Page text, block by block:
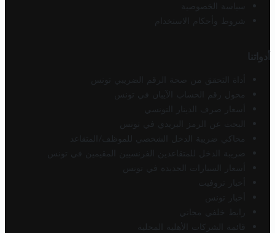
سياسة الخصوصية
شروط وأحكام الاستخدام
أدواتنا
أداة التحقق من صحة الرقم الضريبي تونس
محول رقم الحساب الآيبان في تونس
أسعار صرف الدينار التونسي
البحث عن الرمز البريدي في تونس
محاكي ضريبة الدخل الشخصي للموظف/المتقاعد
ضريبة الدخل للمتقاعدين الفرنسيين المقيمين في تونس
أسعار السيارات الجديدة في تونس
أخبار تروفيت
أخبار تونس
رابط خلفي مجاني
قائمة الشركات الأهلية المحلية